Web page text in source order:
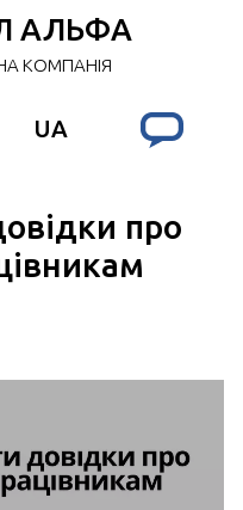
АЛЬФА
КОМПАНІЯ
UA
про